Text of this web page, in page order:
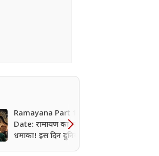
Ramayana Part 1 Release
Date: रामायण का ग्लोबल
धमाका! इस दिन दुनियाभर में
रिलीज होगी रणबीर-यश की